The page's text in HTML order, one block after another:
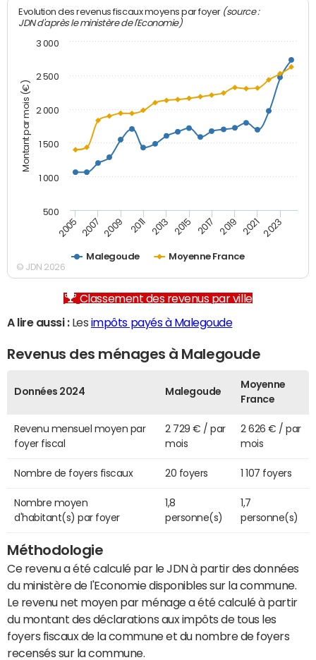
Montant par mois (€)
Evolution des revenus fiscaux moyens par foyer (source :
JDN d'après le ministère de l'Economie)
Malegoude Moyenne France
2005 2007 2009 2011 2013 2015 2017 2019 2021 2023
500
1 000
1 500
2 000
2 500
3 000
© JDN 2026
Classement des revenus par ville
A lire aussi :Les impôts payés à Malegoude
Revenus des ménages à Malegoude
Données 2024 Malegoude
Moyenne
France
Revenu mensuel moyen par
foyer fiscal
2 729 € / par
mois
2 626 € / par
mois
Nombre de foyers fiscaux 20 foyers 1 107 foyers
Nombre moyen
d'habitant(s) par foyer
1,8
personne(s)
1,7
personne(s)
Méthodologie
Ce revenu a été calculé par le JDN à partir des données
du ministère de l'Economie disponibles sur la commune.
Le revenu net moyen par ménage a été calculé à partir
du montant des déclarations aux impôts de tous les
foyers fiscaux de la commune et du nombre de foyers
recensés sur la commune.